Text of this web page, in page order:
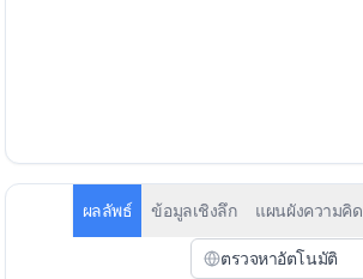
ผลลัพธ์ ข้อมูลเชิงลึก แผนผังความคิด
ตรวจหาอัตโนมัติ